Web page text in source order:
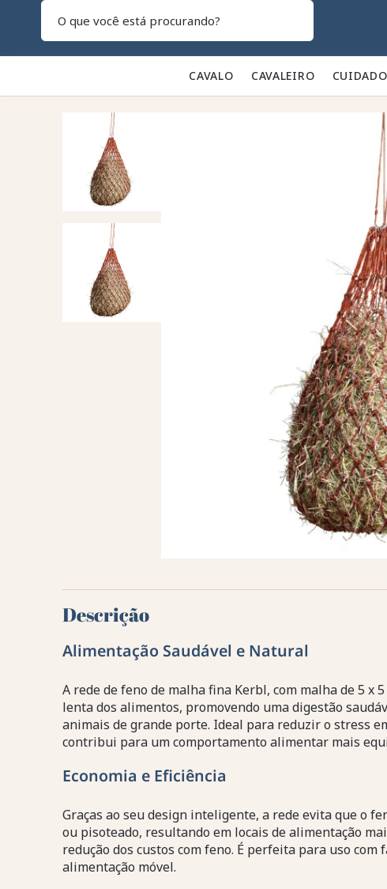
CAVALO 🐎 CAVALEIRO 👕
Descrição
Alimentação Saudável e Natural
A rede de feno de malha fina Kerbl, com malha de 5 x
lenta dos alimentos, promovendo uma digestão
animais de grande porte. Ideal para reduzir o stress
contribui para um comportamento alimentar mais
Economia e Eficiência
Graças ao seu design inteligente, a rede evita que o
ou pisoteado, resultando em locais de alimentação
redução dos custos com feno. É perfeita para uso com
alimentação móvel.